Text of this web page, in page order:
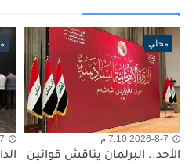
محلي
2026-8-7 7:10 م
الأحد.. البرلمان يناقش قوانين